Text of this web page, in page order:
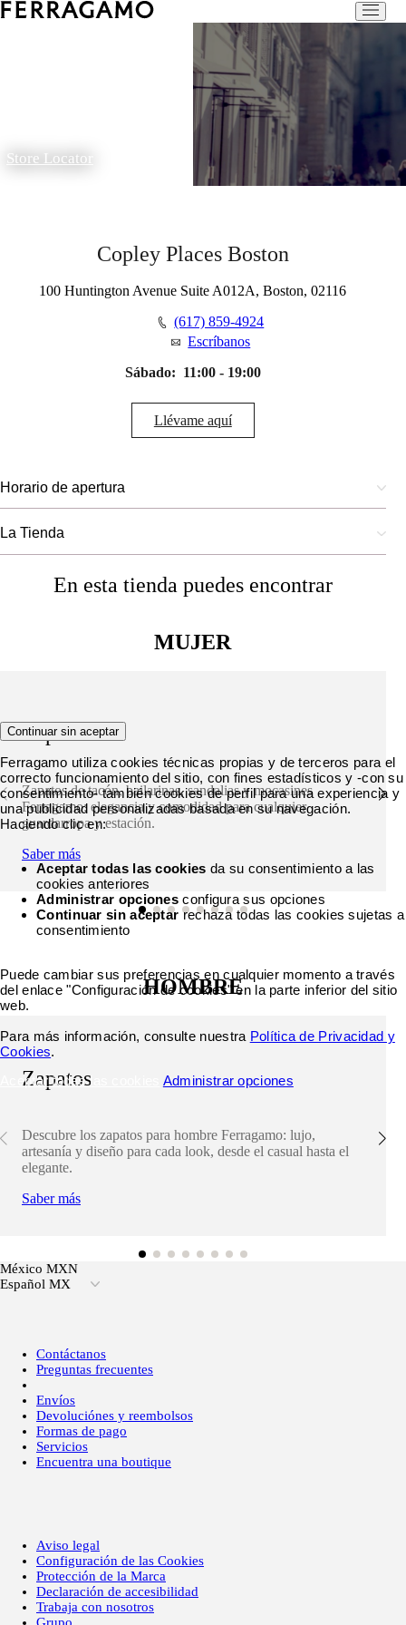
Store Locator
Copley Places Boston
100 Huntington Avenue Suite A012A, Boston, 02116
(617) 859-4924
Escríbanos
Sábado: 11:00 - 19:00
Llévame aquí
Horario de apertura
La Tienda
En esta tienda puedes encontrar
MUJER
Zapatos
Zapatos de tacón, bailarinas, sandalias y mocasines
Ferragamo: elegancia y comodidad para cualquier
guardarropa y estación.
Saber más
HOMBRE
Zapatos
Descubre los zapatos para hombre Ferragamo: lujo,
artesanía y diseño para cada look, desde el casual hasta el
elegante.
Saber más
México MXN
Español MX
Contáctanos
Preguntas frecuentes
Envíos
Devoluciónes y reembolsos
Formas de pago
Servicios
Encuentra una boutique
Aviso legal
Configuración de las Cookies
Protección de la Marca
Declaración de accesibilidad
Trabaja con nosotros
Grupo
Continuar sin aceptar
Ferragamo utiliza cookies técnicas propias y de terceros para el
correcto funcionamiento del sitio, con fines estadísticos y -con su
consentimiento- también cookies de perfil para una experiencia y
una publicidad personalizadas basada en su navegación.
Haciendo clic en:
Aceptar todas las cookies da su consentimiento a las
cookies anteriores
Administrar opciones configura sus opciones
Continuar sin aceptar rechaza todas las cookies sujetas a
consentimiento
Puede cambiar sus preferencias en cualquier momento a través
del enlace "Configuración de cookies" en la parte inferior del sitio
web.
Para más información, consulte nuestra Política de Privacidad y
Cookies.
Aceptar todas las cookies
Administrar opciones